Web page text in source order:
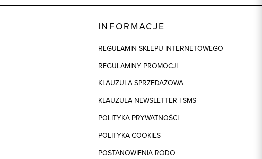
INFORMACJE
REGULAMIN SKLEPU INTERNETOWEGO
REGULAMINY PROMOCJI
KLAUZULA SPRZEDAŻOWA
KLAUZULA NEWSLETTER I SMS
POLITYKA PRYWATNOŚCI
POLITYKA COOKIES
POSTANOWIENIA RODO